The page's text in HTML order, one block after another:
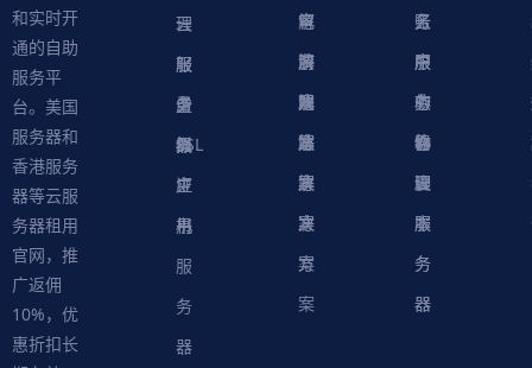
和实时开
通的自助
服务平
台。美国
服务器和
香港服务
器等云服
务器租用
官网，推
广返佣
10%，优
惠折扣长
理
服
务
器
云
服
务
器
轻
量
级
应
用
服
务
器
虚
拟
主
机
SSL
证
书
解
决
方
案
育
解
决
方
案
电
商
解
决
方
案
游
戏
解
决
方
案
网
站
解
决
方
案
云
服
务
器
务
中
心
账
户
中
心
服
务
协
议
软
件
脚
本
物
理
服
务
器
云
服
务
器